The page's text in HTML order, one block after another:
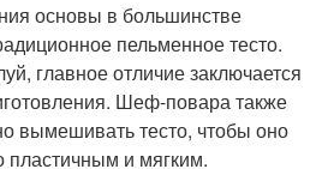
основы в большинстве
пельменное тесто.
главное отличие заключается
Шеф-повара также
вымешивать тесто, чтобы оно
пластичным и мягким.